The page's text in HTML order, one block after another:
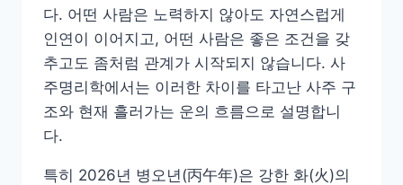
다. 어떤 사람은 노력하지 않아도 자연스럽게
인연이 이어지고, 어떤 사람은 좋은 조건을 갖
추고도 좀처럼 관계가 시작되지 않습니다. 사
주명리학에서는 이러한 차이를 타고난 사주 구
조와 현재 흘러가는 운의 흐름으로 설명합니
다.
특히 2026년 병오년(丙午年)은 강한 화(火)의